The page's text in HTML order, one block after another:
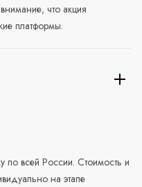
что акция
платформы.
всей России. Стоимость и
на этапе